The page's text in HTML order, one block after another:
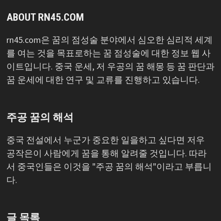
ABOUT RN45.COM
rn45.com은 꿈의 점성술 분야에서 심오한 심리적 세계
를 여는 것을 목표로하는 꿈 점성술에 대한 정보 웹 사
이트입니다. 중국 운세, 저 우공의 꿈 해몽 등 꿈 판단과
꿈 운세에 대한 연구 및 교류를 진행하고 있습니다.
주공 꿈의 해석
중국 전설에서 누군가 중요한 일을하고 싶다면 저우
공작은이 사람에게 꿈을 통해 알려줄 것입니다. 따라
서 중국인들은 이것을 "주공 꿈의 해석"이라고 부릅니
다.
글 목록